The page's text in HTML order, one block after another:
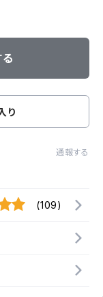
り
通報する
(109)